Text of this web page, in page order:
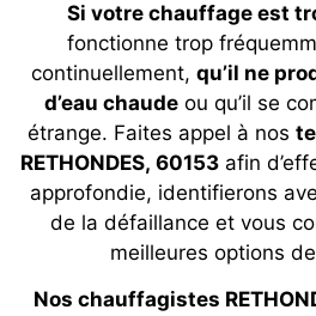
Si votre chauffage est
fonctionne trop
continuellement, qu’il ne
d’eau chaudeou qu’il se
étrange. Faites appel à nos
RETHONDES, 60153 afin
approfondie, identifierons
de la défaillance et vous
meilleures options
Nos chauffagistes